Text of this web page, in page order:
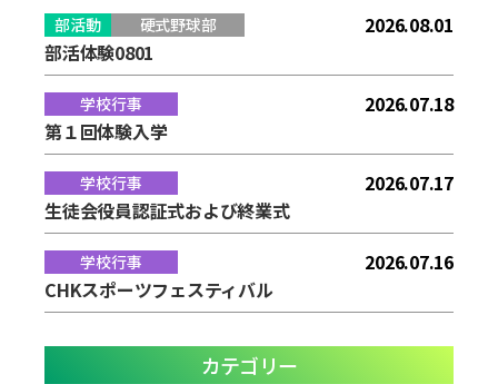
部活動 硬式野球部
2026.08.01
部活体験0801
学校行事
2026.07.18
第１回体験入学
学校行事
2026.07.17
生徒会役員認証式および終業式
学校行事
2026.07.16
CHKスポーツフェスティバル
カテゴリー